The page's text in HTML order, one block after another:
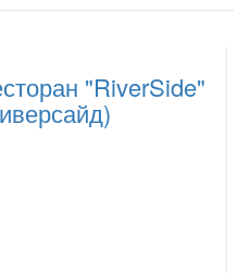
"RiverSide"